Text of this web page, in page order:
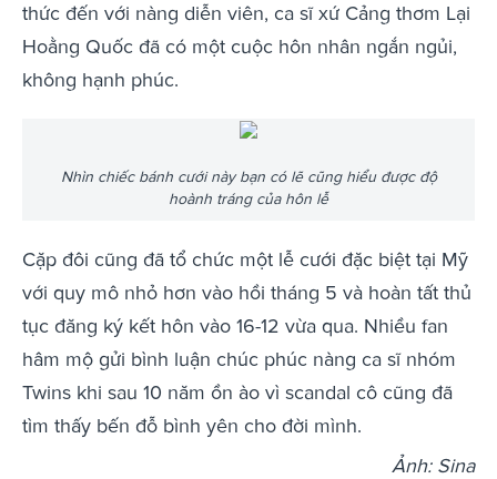
thức đến với nàng diễn viên, ca sĩ xứ Cảng thơm Lại
Hoằng Quốc đã có một cuộc hôn nhân ngắn ngủi,
không hạnh phúc.
Nhìn chiếc bánh cưới này bạn có lẽ cũng hiểu được độ
hoành tráng của hôn lễ
Cặp đôi cũng đã tổ chức một lễ cưới đặc biệt tại Mỹ
với quy mô nhỏ hơn vào hồi tháng 5 và hoàn tất thủ
tục đăng ký kết hôn vào 16-12 vừa qua. Nhiều fan
hâm mộ gửi bình luận chúc phúc nàng ca sĩ nhóm
Twins khi sau 10 năm ồn ào vì scandal cô cũng đã
tìm thấy bến đỗ bình yên cho đời mình.
Ảnh: Sina